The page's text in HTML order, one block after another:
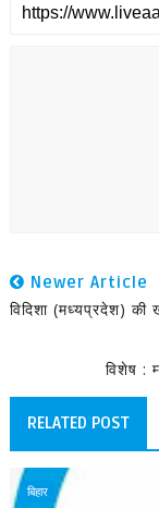
Newer Article
विदिशा (मध्यप्रदेश)
विशेष :
RELATED POST
बिहार